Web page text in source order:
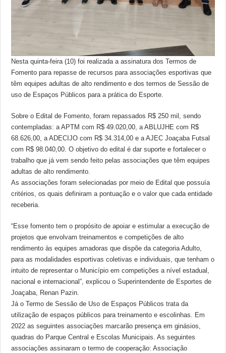
Nesta quinta-feira (10) foi realizada a assinatura dos Termos de
Fomento para repasse de recursos para associações esportivas que
têm equipes adultas de alto rendimento e dos termos de Sessão de
uso de Espaços Públicos para a prática do Esporte.
Sobre o Edital de Fomento, foram repassados R$ 250 mil, sendo
contempladas: a APTM com R$ 49.020,00, a ABLUJHE com R$
68.626,00, a ADECIJO com R$ 34.314,00 e a AJEC Joaçaba Futsal
com R$ 98.040,00. O objetivo do edital é dar suporte e fortalecer o
trabalho que já vem sendo feito pelas associações que têm equipes
adultas de alto rendimento.
As associações foram selecionadas por meio de Edital que possuía
critérios, os quais definiram a pontuação e o valor que cada entidade
receberia.
“Esse fomento tem o propósito de apoiar e estimular a execução de
projetos que envolvam treinamentos e competições de alto
rendimento às equipes amadoras que dispõe da categoria Adulto,
para as modalidades esportivas coletivas e individuais, que tenham o
intuito de representar o Município em competições a nível estadual,
nacional e internacional”, explicou o Superintendente de Esportes de
Joaçaba, Renan Pazin.
Já o Termo de Sessão de Uso de Espaços Públicos trata da
utilização de espaços públicos para treinamento e escolinhas. Em
2022 as seguintes associações marcarão presença em ginásios,
quadras do Parque Central e Escolas Municipais. As seguintes
associações assinaram o termo de cooperação: Associação